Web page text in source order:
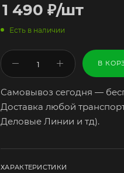
1 490 ₽/шт
Есть в наличии
В
Самовывоз сегодня —
Доставка любой
Деловые Линии и тд).
ХАРАКТЕРИСТИКИ